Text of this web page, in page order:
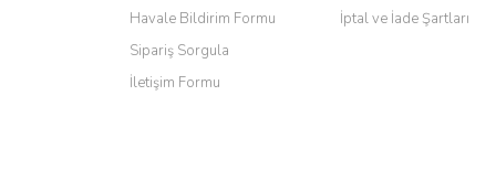
Ürün fiyatı diğer sitelerden daha pahalı.
Bu ürüne benzer farklı alternatifler olmalı.
Havale Bildirim Formu
Sipariş Sorgula
İletişim Formu
İptal ve İade Şartları